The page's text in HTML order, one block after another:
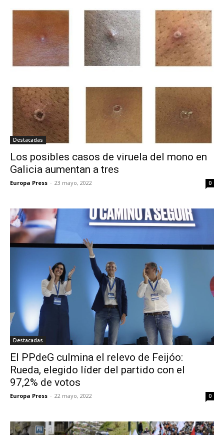
Destacadas
Los posibles casos de viruela del mono en
Galicia aumentan a tres
Europa Press - 23 mayo, 2022 0
Destacadas
El PPdeG culmina el relevo de Feijóo:
Rueda, elegido líder del partido con el
97,2% de votos
Europa Press - 22 mayo, 2022 0